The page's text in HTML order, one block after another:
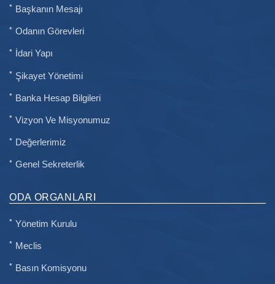
Başkanın Mesajı
Odanın Görevleri
İdari Yapı
Şikayet Yönetimi
Banka Hesap Bilgileri
Vizyon Ve Misyonumuz
Değerlerimiz
Genel Sekreterlik
ODA ORGANLARI
Yönetim Kurulu
Meclis
Basın Komisyonu